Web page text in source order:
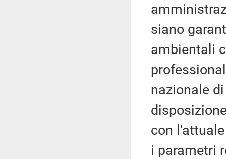
siano
ambientali
nazionale
con
i parametri